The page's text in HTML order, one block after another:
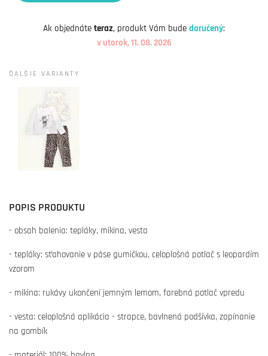
Ak objednáte teraz, produkt Vám bude doručený:
v utorok, 11. 08. 2026
ĎALŠIE VARIANTY
POPIS PRODUKTU
- obsah balenia: tepláky, mikina, vesta
- tepláky: sťahovanie v páse gumičkou, celoplošná potlač s leopardím
vzorom
- mikina: rukávy ukončení jemným lemom, farebná potlač vpredu
- vesta: celoplošná aplikácia - strapce, bavlnená podšívka, zapínanie
na gombík